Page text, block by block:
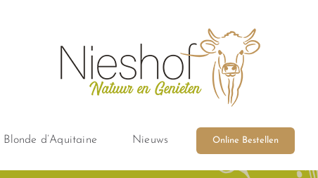
Blonde d’Aquitaine Nieuws Online Bestellen